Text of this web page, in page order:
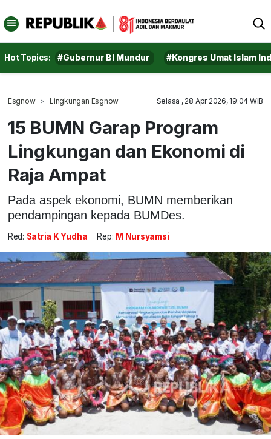
Hot Topics: #Gubernur BI Mundur #Kongres Umat Islam
Esgnow Lingkungan Esgnow Selasa , 28 Apr 2026, 19:04 WIB
15 BUMN Garap Program
Lingkungan dan Ekonomi di
Raja Ampat
Pada aspek ekonomi, BUMN memberikan
pendampingan kepada BUMDes.
Red: Satria K Yudha Rep: M Nursyamsi